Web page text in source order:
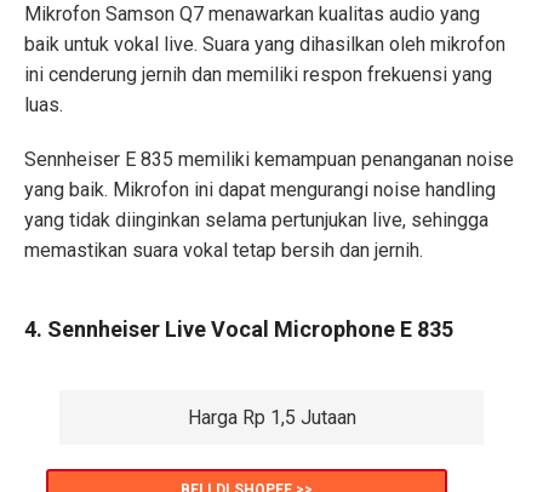
Mikrofon Samson Q7 menawarkan kualitas audio yang
baik untuk vokal live. Suara yang dihasilkan oleh mikrofon
ini cenderung jernih dan memiliki respon frekuensi yang
luas.
Sennheiser E 835 memiliki kemampuan penanganan noise
yang baik. Mikrofon ini dapat mengurangi noise handling
yang tidak diinginkan selama pertunjukan live, sehingga
memastikan suara vokal tetap bersih dan jernih.
4. Sennheiser Live Vocal Microphone E 835
Harga Rp 1,5 Jutaan